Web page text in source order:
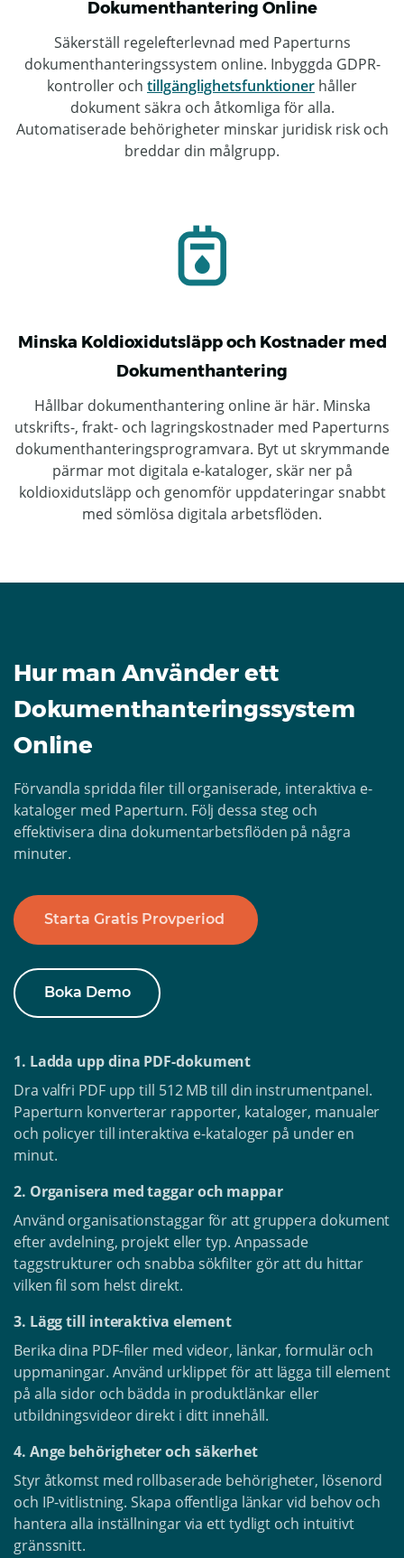
Dokumenthantering Online
Säkerställ regelefterlevnad med Paperturns
dokumenthanteringssystem online. Inbyggda GDPR-
kontroller och tillgänglighetsfunktioner håller
dokument säkra och åtkomliga för alla.
Automatiserade behörigheter minskar juridisk risk och
breddar din målgrupp.
Minska Koldioxidutsläpp och Kostnader med
Dokumenthantering
Hållbar dokumenthantering online är här. Minska
utskrifts-, frakt- och lagringskostnader med Paperturns
dokumenthanteringsprogramvara. Byt ut skrymmande
pärmar mot digitala e-kataloger, skär ner på
koldioxidutsläpp och genomför uppdateringar snabbt
med sömlösa digitala arbetsflöden.
Hur man Använder ett
Dokumenthanteringssystem
Online
Förvandla spridda filer till organiserade, interaktiva e-
kataloger med Paperturn. Följ dessa steg och
effektivisera dina dokumentarbetsflöden på några
minuter.
Starta Gratis Provperiod
Boka Demo
1. Ladda upp dina PDF-dokument
Dra valfri PDF upp till 512 MB till din instrumentpanel.
Paperturn konverterar rapporter, kataloger, manualer
och policyer till interaktiva e-kataloger på under en
minut.
2. Organisera med taggar och mappar
Använd organisationstaggar för att gruppera dokument
efter avdelning, projekt eller typ. Anpassade
taggstrukturer och snabba sökfilter gör att du hittar
vilken fil som helst direkt.
3. Lägg till interaktiva element
Berika dina PDF-filer med videor, länkar, formulär och
uppmaningar. Använd urklippet för att lägga till element
på alla sidor och bädda in produktlänkar eller
utbildningsvideor direkt i ditt innehåll.
4. Ange behörigheter och säkerhet
Styr åtkomst med rollbaserade behörigheter, lösenord
och IP-vitlistning. Skapa offentliga länkar vid behov och
hantera alla inställningar via ett tydligt och intuitivt
gränssnitt.